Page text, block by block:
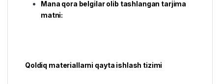
Mana qora belgilar olib tashlangan tarjima
matni:
Qoldiq materiallarni qayta ishlash tizimi